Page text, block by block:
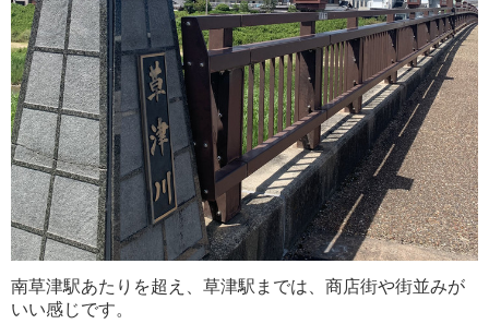
南草津駅あたりを超え、草津駅までは、商店街や街並みが
いい感じです。